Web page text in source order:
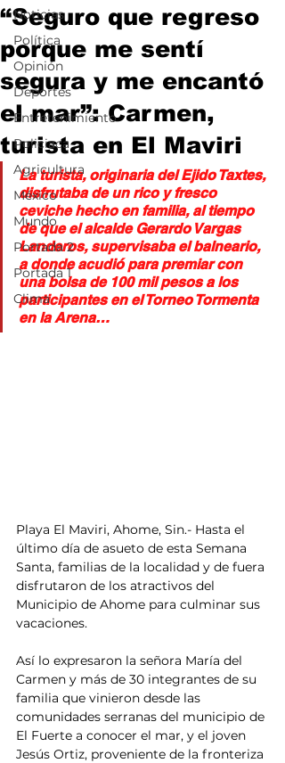
Noticias
Política
Opinión
Deportes
Entretenimiento
Policiaca
Agricultura
México
Mundo
Portada 2
Portada 1
Clima
“Seguro que regreso
porque me sentí
segura y me encantó
el mar”: Carmen,
turista en El Maviri
La turista, originaria del Ejido Taxtes,
disfrutaba de un rico y fresco
ceviche hecho en familia, al tiempo
de que el alcalde Gerardo Vargas
Landeros, supervisaba el balneario,
a donde acudió para premiar con
una bolsa de 100 mil pesos a los
participantes en el Torneo Tormenta
en la Arena…
Playa El Maviri, Ahome, Sin.- Hasta el
último día de asueto de esta Semana
Santa, familias de la localidad y de fuera
disfrutaron de los atractivos del
Municipio de Ahome para culminar sus
vacaciones.
Así lo expresaron la señora María del
Carmen y más de 30 integrantes de su
familia que vinieron desde las
comunidades serranas del municipio de
El Fuerte a conocer el mar, y el joven
Jesús Ortiz, proveniente de la fronteriza